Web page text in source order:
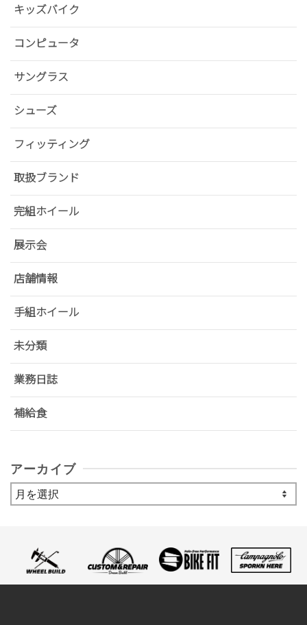
キッズバイク
コンピュータ
サングラス
シューズ
フィッティング
取扱ブランド
完組ホイール
展示会
店舗情報
手組ホイール
未分類
業務日誌
補給食
アーカイブ
ア
ー